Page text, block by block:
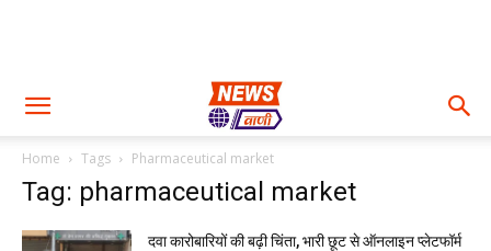
Home Tags Pharmaceutical market
Tag: pharmaceutical market
दवा कारोबारियों की बढ़ी चिंता, भारी छूट से ऑनलाइन प्लेटफॉर्म